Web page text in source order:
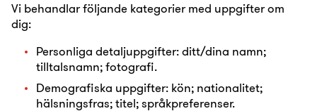
Vi behandlar följande kategorier med uppgifter om
dig:
Personliga detaljuppgifter: ditt/dina namn;
tilltalsnamn; fotografi.
Demografiska uppgifter: kön; nationalitet;
hälsningsfras; titel; språkpreferenser.